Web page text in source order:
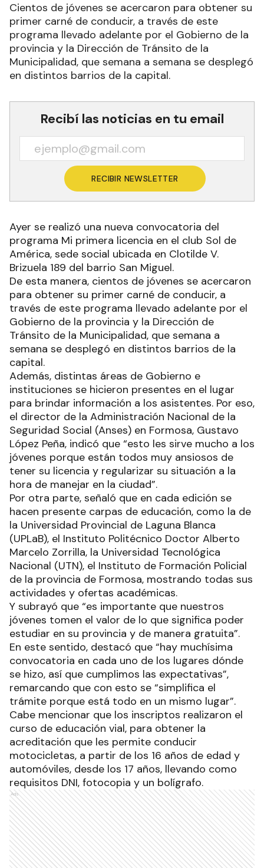
Cientos de jóvenes se acercaron para obtener su
primer carné de conducir, a través de este
programa llevado adelante por el Gobierno de la
provincia y la Dirección de Tránsito de la
Municipalidad, que semana a semana se desplegó
en distintos barrios de la capital.
Recibí las noticias en tu email
RECIBIR NEWSLETTER
Ayer se realizó una nueva convocatoria del
programa Mi primera licencia en el club Sol de
América, sede social ubicada en Clotilde V.
Brizuela 189 del barrio San Miguel.
De esta manera, cientos de jóvenes se acercaron
para obtener su primer carné de conducir, a
través de este programa llevado adelante por el
Gobierno de la provincia y la Dirección de
Tránsito de la Municipalidad, que semana a
semana se desplegó en distintos barrios de la
capital.
Además, distintas áreas de Gobierno e
instituciones se hicieron presentes en el lugar
para brindar información a los asistentes. Por eso,
el director de la Administración Nacional de la
Seguridad Social (Anses) en Formosa, Gustavo
López Peña, indicó que “esto les sirve mucho a los
jóvenes porque están todos muy ansiosos de
tener su licencia y regularizar su situación a la
hora de manejar en la ciudad”.
Por otra parte, señaló que en cada edición se
hacen presente carpas de educación, como la de
la Universidad Provincial de Laguna Blanca
(UPLaB), el Instituto Politécnico Doctor Alberto
Marcelo Zorrilla, la Universidad Tecnológica
Nacional (UTN), el Instituto de Formación Policial
de la provincia de Formosa, mostrando todas sus
actividades y ofertas académicas.
Y subrayó que “es importante que nuestros
jóvenes tomen el valor de lo que significa poder
estudiar en su provincia y de manera gratuita”.
En este sentido, destacó que “hay muchísima
convocatoria en cada uno de los lugares dónde
se hizo, así que cumplimos las expectativas”,
remarcando que con esto se “simplifica el
trámite porque está todo en un mismo lugar”.
Cabe mencionar que los inscriptos realizaron el
curso de educación vial, para obtener la
acreditación que les permite conducir
motocicletas, a partir de los 16 años de edad y
automóviles, desde los 17 años, llevando como
requisitos DNI, fotocopia y un bolígrafo.
Ads